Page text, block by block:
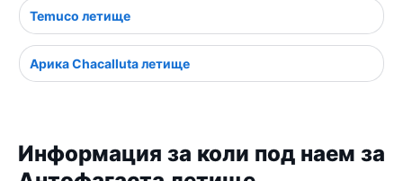
Temuco летище
Арика Chacalluta летище
Информация за коли под наем за